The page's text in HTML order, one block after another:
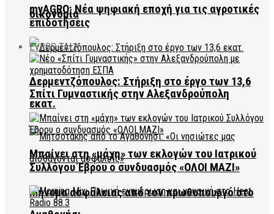
οικονομία
Δερμεντζόπουλος: Στήριξη στο έργο των 13,6
εκατ.
Μήνυμα ασφάλειας από τον πρωθυπουργό στο
myAGRO: Νέα ψηφιακή εποχή για τις αγροτικές
επιδοτήσεις
EVROS TALK
Σπίτι Γυμναστικής στην Αλεξανδρούπολη
Μπαίνει στη «μάχη» των εκλογών του Ιατρικού
Συλλόγου Έβρου ο συνδυασμός «ΟΛΟΙ ΜΑΖΙ»